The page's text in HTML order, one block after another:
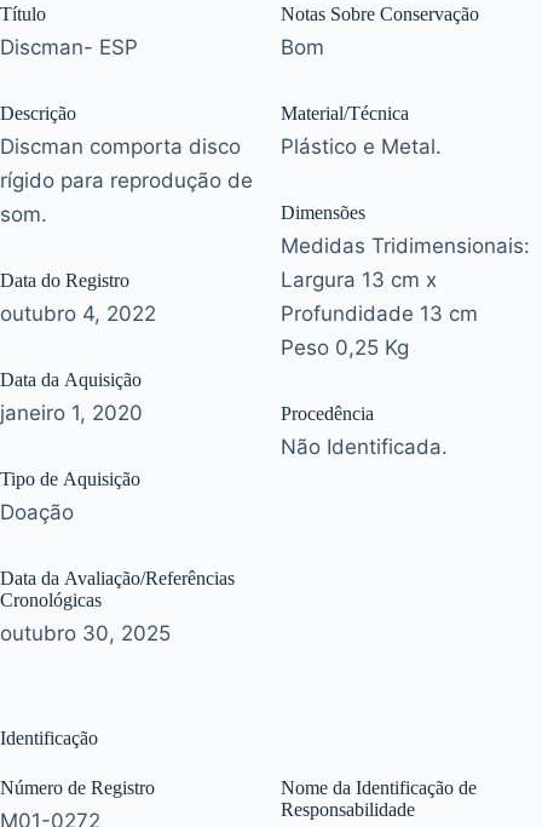
Título
Discman- ESP
Descrição
Discman comporta disco
rígido para reprodução de
som.
Data do Registro
outubro 4, 2022
Data da Aquisição
janeiro 1, 2020
Tipo de Aquisição
Doação
Data da Avaliação/Referências
Cronológicas
outubro 30, 2025
Notas Sobre Conservação
Bom
Material/Técnica
Plástico e Metal.
Dimensões
Medidas Tridimensionais:
Largura 13 cm x
Profundidade 13 cm
Peso 0,25 Kg
Procedência
Não Identificada.
Identificação
Número de Registro
M01-0272
Nome da Identificação de
Responsabilidade